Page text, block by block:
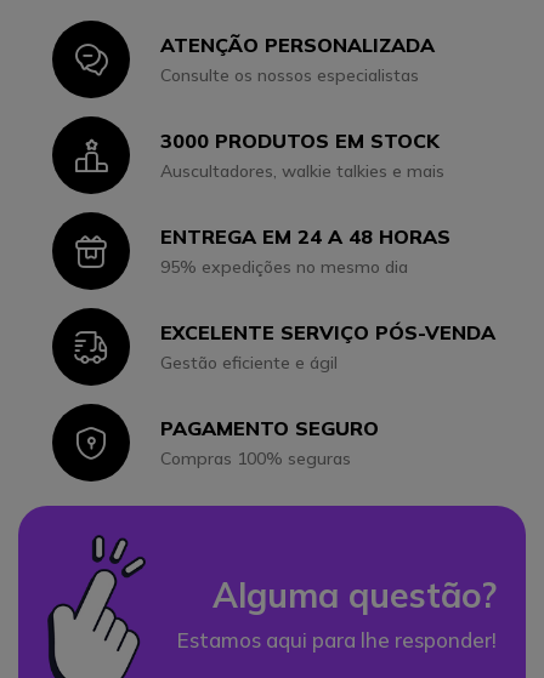
IconATENÇÃO PERSONALIZADA
Consulte os nossos especialistas
Icon3000 PRODUTOS EM STOCK
Auscultadores, walkie talkies e mais
IconENTREGA EM 24 A 48 HORAS
95% expedições no mesmo dia
IconEXCELENTE SERVIÇO PÓS-VENDA
Gestão eficiente e ágil
IconPAGAMENTO SEGURO
Compras 100% seguras
Alguma questão?
Estamos aqui para lhe responder!